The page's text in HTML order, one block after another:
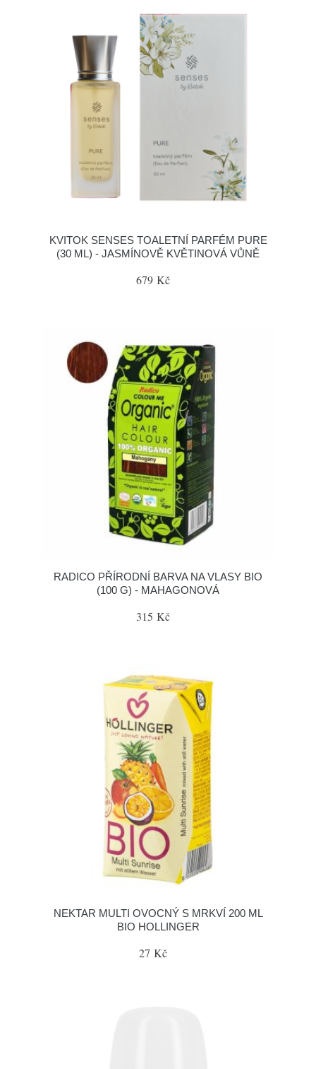
KVITOK SENSES TOALETNÍ PARFÉM PURE
(30 ML) - JASMÍNOVĚ KVĚTINOVÁ VŮNĚ
679 Kč
RADICO PŘÍRODNÍ BARVA NA VLASY BIO
(100 G) - MAHAGONOVÁ
315 Kč
NEKTAR MULTI OVOCNÝ S MRKVÍ 200 ML
BIO HOLLINGER
27 Kč